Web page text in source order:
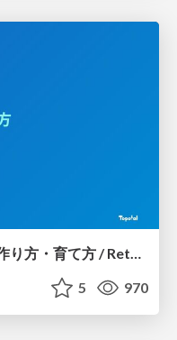
もう一度考える SRE チームの作り方・育て方 / Rethinking SRE #1: Building and Growing SRE Teams
5 970